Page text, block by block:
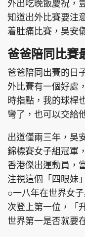
外出吃晚飯慶祝，
知道出外比賽要注
着肚痛比賽，吳安
爸爸陪同比賽
爸爸陪同出賽的日
外比賽有一個好處
時指點，我的球桿
彎了，也可以交給
出道僅兩三年，吳
錦標賽女子組冠軍
香港傑出運動員，
注視這個「四眼妹
○一八年在世界女
次登上第一位，「
世界第一是否就要